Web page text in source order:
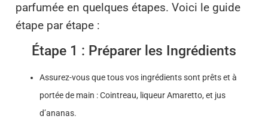
parfumée en quelques étapes. Voici le guide
étape par étape :
Étape 1 : Préparer les Ingrédients
Assurez-vous que tous vos ingrédients sont prêts et à
portée de main : Cointreau, liqueur Amaretto, et jus
d’ananas.